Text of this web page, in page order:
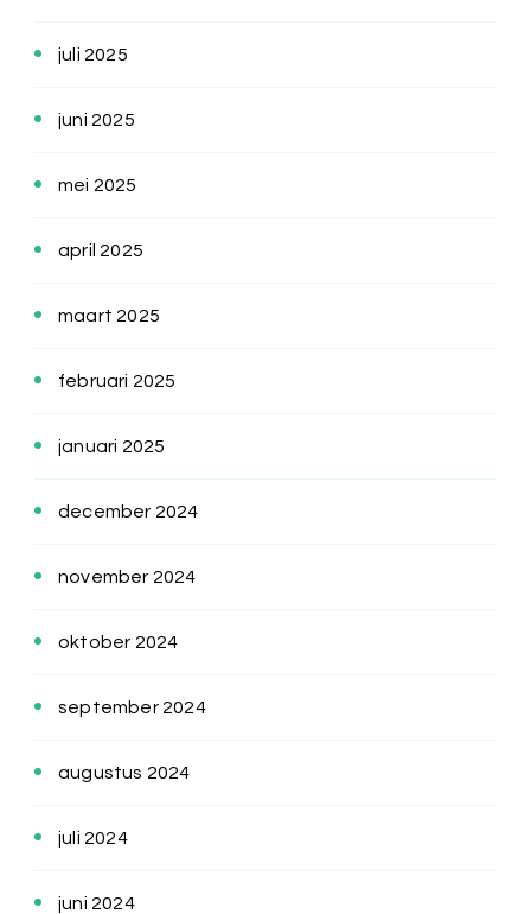
juli 2025
juni 2025
mei 2025
april 2025
maart 2025
februari 2025
januari 2025
december 2024
november 2024
oktober 2024
september 2024
augustus 2024
juli 2024
juni 2024